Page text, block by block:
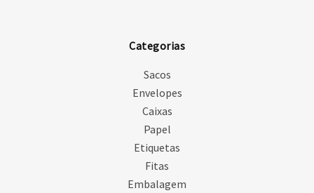
Categorias
Sacos
Envelopes
Caixas
Papel
Etiquetas
Fitas
Embalagem